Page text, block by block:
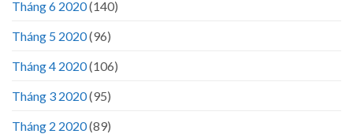
Tháng 6 2020(140)
Tháng 5 2020(96)
Tháng 4 2020(106)
Tháng 3 2020(95)
Tháng 2 2020(89)